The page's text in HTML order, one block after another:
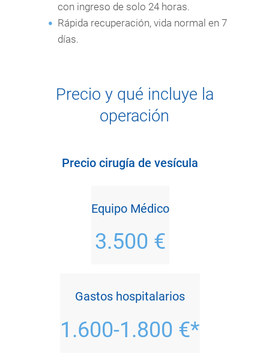
con ingreso de solo 24 horas.
Rápida recuperación, vida normal en 7
días.
Precio y qué incluye la
operación
Precio cirugía de vesícula
Equipo Médico
3.500 €
Gastos hospitalarios
1.600-1.800 €*